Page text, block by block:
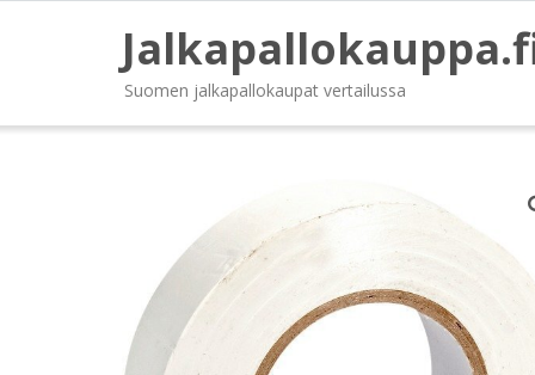
Suomen jalkapallokaupat vertailussa